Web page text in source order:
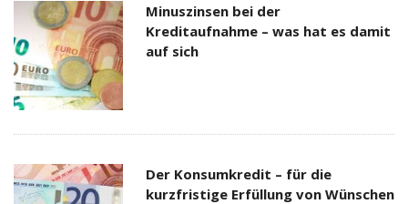
Minuszinsen bei der
Kreditaufnahme – was hat es damit
auf sich
Der Konsumkredit – für die
kurzfristige Erfüllung von Wünschen